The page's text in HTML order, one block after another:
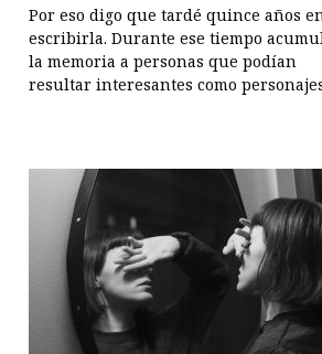
Por eso digo que tardé quince años
escribirla. Durante ese tiempo
la memoria a personas que podían
resultar interesantes como